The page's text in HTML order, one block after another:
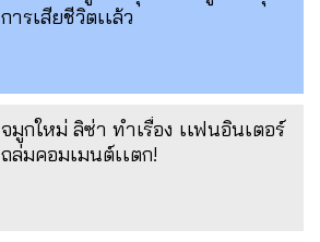
การเสียชีวิตเเล้ว
จมูกใหม่ ลิซ่า ทำเรื่อง เเฟนอินเตอร์
ถล่มคอมเมนต์เเตก!